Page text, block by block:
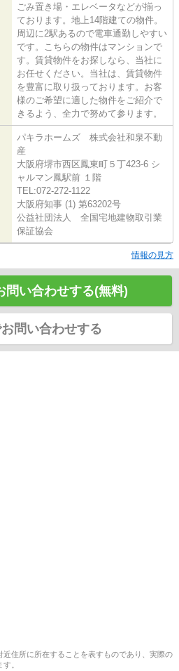
ごみ置き場・エレベータなどが揃っ
ております。地上14階建ての物件。
周辺に2駅あるので電車通勤しやすい
です。こちらの物件はマンションで
す。賃貸物件をお探しなら、当社に
お任せください。当社は、賃貸物件
を豊富に取り扱っております。お客
様のご希望に適した物件をご紹介で
きるよう、全力で努めて参ります。
パキラホームズ 株式会社和泉不動
産
大阪府堺市西区鳳東町５丁423-6 シ
ャルマン鳳駅前 １階
TEL:072-272-1122
大阪府知事 (1) 第63202号
公益社団法人 全国宅地建物取引業
保証協会
情報の見方
問い合わせする(無料)
問い合わせする
住所に所在することを表すものであり、実際の
。